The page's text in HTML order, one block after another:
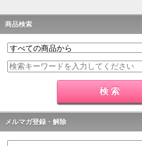
商品検索
メルマガ登録・解除